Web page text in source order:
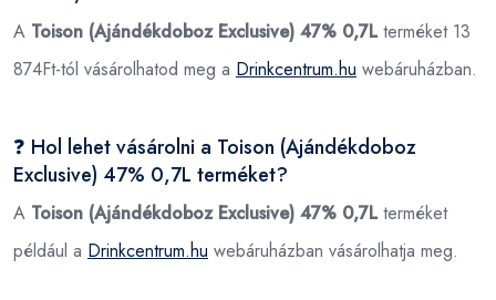
A Toison (Ajándékdoboz Exclusive) 47% 0,7Lterméket 13
874Ft-tól vásárolhatod meg a Drinkcentrum.hu webáruházban.
❓ Hol lehet vásárolni a Toison (Ajándékdoboz
Exclusive) 47% 0,7L terméket?
A Toison (Ajándékdoboz Exclusive) 47% 0,7Lterméket
például a Drinkcentrum.hu webáruházban vásárolhatja meg.